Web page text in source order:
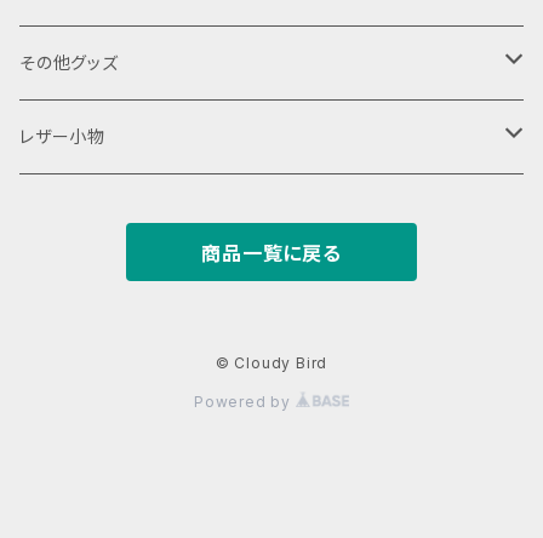
18650用
18350用
VAPEデバイス用スリーブ・ケース
iStick Pico 75w
ファスナーポーチ
L字ファスナーポーチ
巾着バッグ
その他グッズ
Tシャツ
レザー小物
商品一覧に戻る
© Cloudy Bird
Powered by